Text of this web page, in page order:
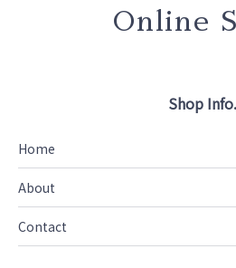
Online
Shop Info.
Home
About
Contact